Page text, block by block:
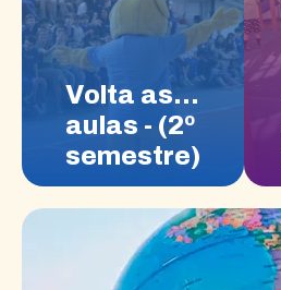
Volta as
aulas - (2º
semestre)
2026